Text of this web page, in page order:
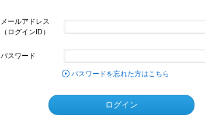
メールアドレス
（ログインID）
パスワード
パスワードを忘れた方はこちら
ログイン